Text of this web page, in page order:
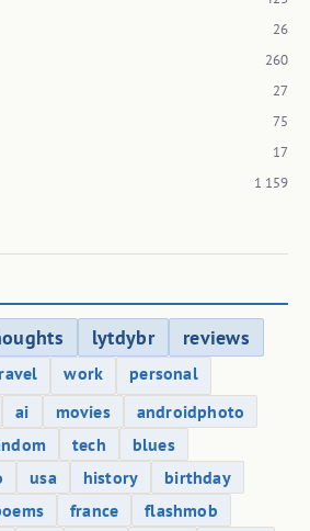
26
260
27
75
17
1 159
lytdybr
reviews
work
personal
ai movies
androidphoto
tech
blues
usa history
birthday
france
flashmob